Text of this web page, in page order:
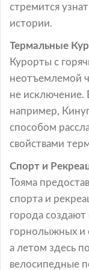
стремится
истории.
Термальные
Курорты с
неотъемлемой
не исключение.
например,
способом
свойствами
Спорт и
Тояма
спорта и
города
горнолыжных и
а летом здесь
велосипедные